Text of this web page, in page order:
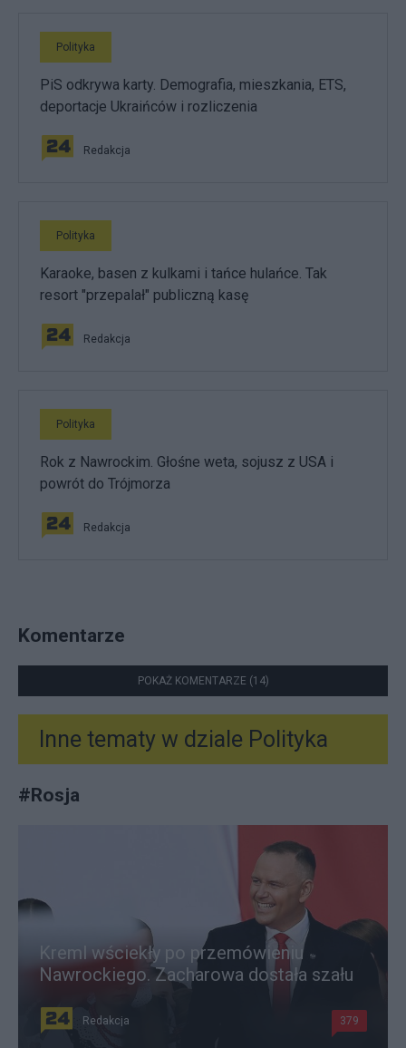
Polityka
PiS odkrywa karty. Demografia, mieszkania, ETS,
deportacje Ukraińców i rozliczenia
Redakcja
Polityka
Karaoke, basen z kulkami i tańce hulańce. Tak
resort "przepalał" publiczną kasę
Redakcja
Polityka
Rok z Nawrockim. Głośne weta, sojusz z USA i
powrót do Trójmorza
Redakcja
Komentarze
POKAŻ KOMENTARZE (14)
Inne tematy w dziale Polityka
#Rosja
Kreml wściekły po przemówieniu
Nawrockiego. Zacharowa dostała szału
Redakcja 379